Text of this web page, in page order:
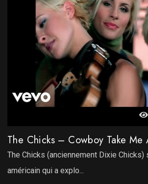
The Chicks – Cowboy Take Me
The Chicks (anciennement Dixie Chicks)
américain qui a explo...